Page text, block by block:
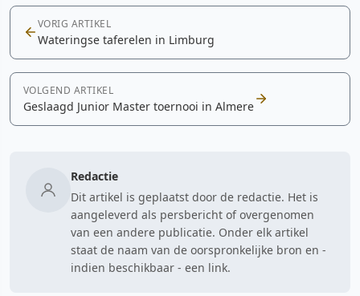
VORIG ARTIKEL
Wateringse taferelen in Limburg
VOLGEND ARTIKEL
Geslaagd Junior Master toernooi in Almere
Redactie
Dit artikel is geplaatst door de redactie. Het is
aangeleverd als persbericht of overgenomen
van een andere publicatie. Onder elk artikel
staat de naam van de oorspronkelijke bron en -
indien beschikbaar - een link.